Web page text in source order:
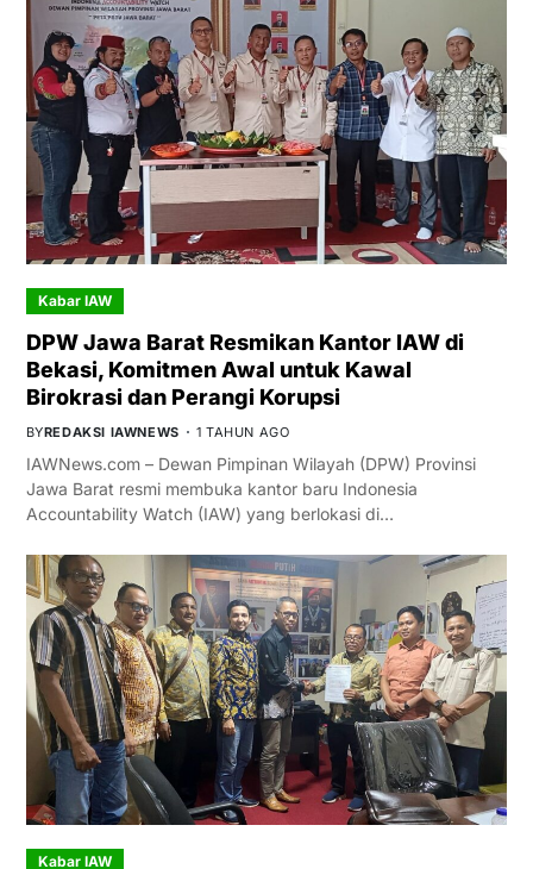
Kabar IAW
DPW Jawa Barat Resmikan Kantor IAW di
Bekasi, Komitmen Awal untuk Kawal
Birokrasi dan Perangi Korupsi
BYREDAKSI IAWNEWS 1 TAHUN AGO
IAWNews.com – Dewan Pimpinan Wilayah (DPW) Provinsi
Jawa Barat resmi membuka kantor baru Indonesia
Accountability Watch (IAW) yang berlokasi di…
Kabar IAW